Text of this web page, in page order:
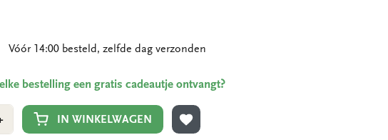
Vóór 14:00 besteld, zelfde dag verzonden
bestelling een gratis cadeautje ontvangt?
Plus
1
IN WINKELWAGEN
TOEVOEGEN AAN VERLANGLIJST